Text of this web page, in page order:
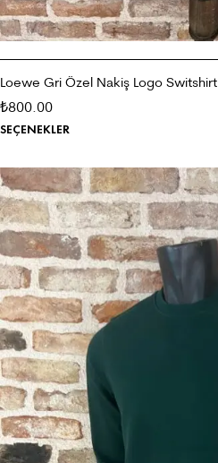
Loewe Gri Özel Nakiş Logo Switshirt
₺800.00
SEÇENEKLER